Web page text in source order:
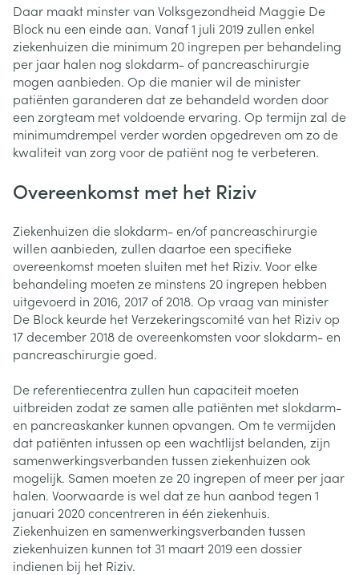
Daar maakt minster van Volksgezondheid Maggie De
Block nu een einde aan. Vanaf 1 juli 2019 zullen enkel
ziekenhuizen die minimum 20 ingrepen per behandeling
per jaar halen nog slokdarm- of pancreaschirurgie
mogen aanbieden. Op die manier wil de minister
patiënten garanderen dat ze behandeld worden door
een zorgteam met voldoende ervaring. Op termijn zal de
minimumdrempel verder worden opgedreven om zo de
kwaliteit van zorg voor de patiënt nog te verbeteren.
Overeenkomst met het Riziv
Ziekenhuizen die slokdarm- en/of pancreaschirurgie
willen aanbieden, zullen daartoe een specifieke
overeenkomst moeten sluiten met het Riziv. Voor elke
behandeling moeten ze minstens 20 ingrepen hebben
uitgevoerd in 2016, 2017 of 2018. Op vraag van minister
De Block keurde het Verzekeringscomité van het Riziv op
17 december 2018 de overeenkomsten voor slokdarm- en
pancreaschirurgie goed.
De referentiecentra zullen hun capaciteit moeten
uitbreiden zodat ze samen alle patiënten met slokdarm-
en pancreaskanker kunnen opvangen. Om te vermijden
dat patiënten intussen op een wachtlijst belanden, zijn
samenwerkingsverbanden tussen ziekenhuizen ook
mogelijk. Samen moeten ze 20 ingrepen of meer per jaar
halen. Voorwaarde is wel dat ze hun aanbod tegen 1
januari 2020 concentreren in één ziekenhuis.
Ziekenhuizen en samenwerkingsverbanden tussen
ziekenhuizen kunnen tot 31 maart 2019 een dossier
indienen bij het Riziv.